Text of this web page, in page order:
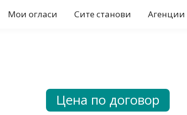
Мои огласи Сите станови Агенции
Цена по договор